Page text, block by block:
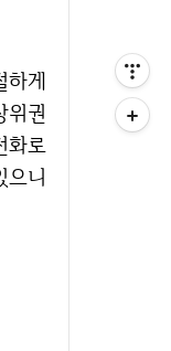
위권
화로
으니